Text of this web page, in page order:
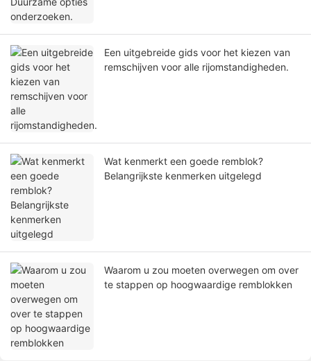
Een uitgebreide gids voor het kiezen van
remschijven voor alle rijomstandigheden.
Wat kenmerkt een goede remblok?
Belangrijkste kenmerken uitgelegd
Waarom u zou moeten overwegen om over
te stappen op hoogwaardige remblokken